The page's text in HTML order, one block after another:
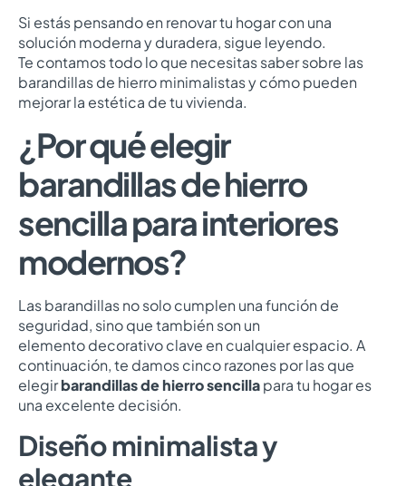
Si estás pensando en renovar tu hogar con una
solución moderna y duradera, sigue leyendo.
Te contamos todo lo que necesitas saber sobre las
barandillas de hierro minimalistas y cómo pueden
mejorar la estética de tu vivienda.
¿Por qué elegir
barandillas de hierro
sencilla para interiores
modernos?
Las barandillas no solo cumplen una función de
seguridad, sino que también son un
elemento decorativo clave en cualquier espacio. A
continuación, te damos cinco razones por las que
elegirbarandillas de hierro sencillapara tu hogar es
una excelente decisión.
Diseño minimalista y
elegante